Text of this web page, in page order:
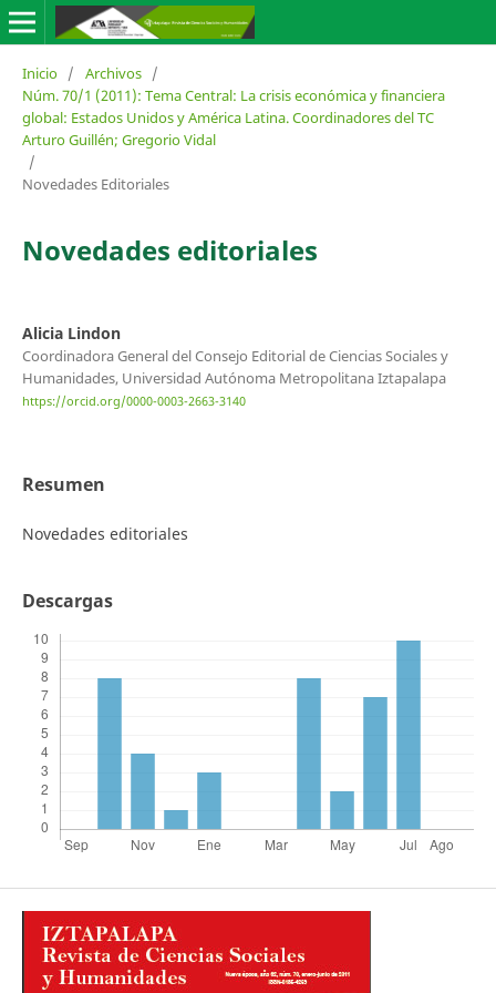
Inicio / Archivos /
Núm. 70/1 (2011): Tema Central: La crisis económica y financiera
global: Estados Unidos y América Latina. Coordinadores del TC
Arturo Guillén; Gregorio Vidal
/
Novedades Editoriales
Novedades editoriales
Alicia Lindon
Coordinadora General del Consejo Editorial de Ciencias Sociales y
Humanidades, Universidad Autónoma Metropolitana Iztapalapa
https://orcid.org/0000-0003-2663-3140
Resumen
Novedades editoriales
Descargas